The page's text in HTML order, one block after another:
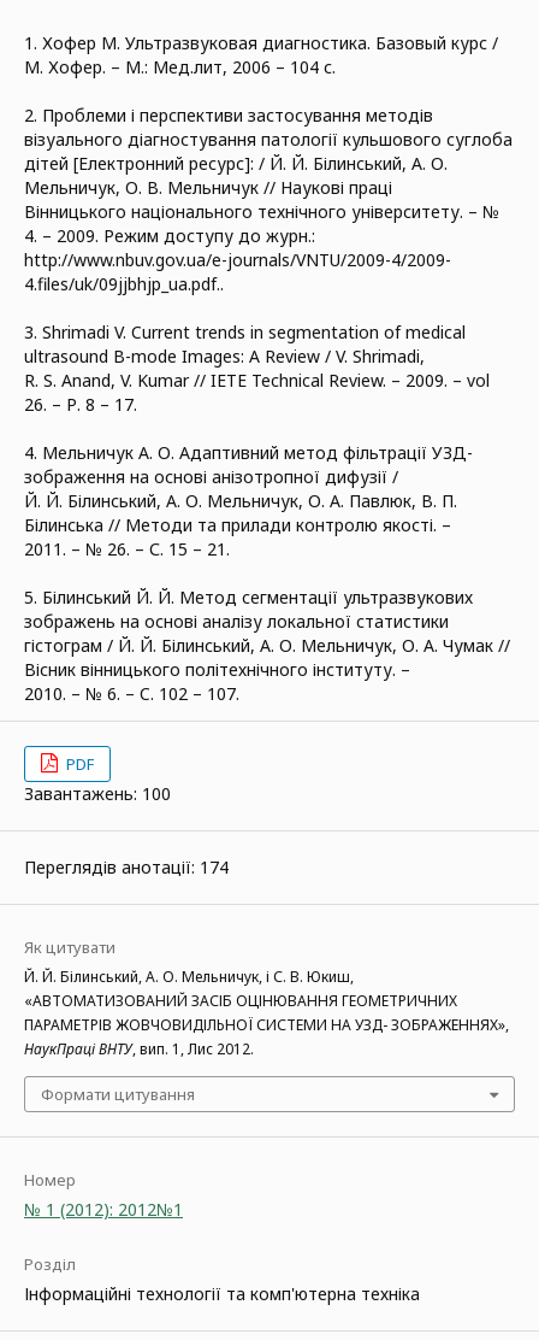
1. Хофер М. Ультразвуковая диагностика. Базовый курс /
М. Хофер. – М.: Мед.лит, 2006 – 104 с.
2. Проблеми і перспективи застосування методів
візуального діагностування патології кульшового суглоба
дітей [Електронний ресурс]: / Й. Й. Білинський, А. О.
Мельничук, О. В. Мельничук // Наукові праці
Вінницького національного технічного університету. – №
4. – 2009. Режим доступу до журн.:
http://www.nbuv.gov.ua/e-journals/VNTU/2009-4/2009-
4.files/uk/09jjbhjp_ua.pdf..
3. Shrimadi V. Current trends in segmentation of medical
ultrasound B-mode Images: A Review / V. Shrimadi,
R. S. Anand, V. Kumar // IETE Technical Review. – 2009. – vol
26. – Р. 8 – 17.
4. Мельничук А. О. Адаптивний метод фільтрації УЗД-
зображення на основі анізотропної дифузії /
Й. Й. Білинський, А. О. Мельничук, О. А. Павлюк, В. П.
Білинська // Методи та прилади контролю якості. –
2011. – № 26. – С. 15 – 21.
5. Білинський Й. Й. Метод сегментації ультразвукових
зображень на основі аналізу локальної статистики
гістограм / Й. Й. Білинський, А. О. Мельничук, О. А. Чумак //
Вісник вінницького політехнічного інституту. –
2010. – № 6. – C. 102 – 107.
PDF
Завантажень: 100
Переглядів анотації: 174
Як цитувати
Й. Й. Білинський, А. О. Мельничук, і С. В. Юкиш,
«АВТОМАТИЗОВАНИЙ ЗАСІБ ОЦІНЮВАННЯ ГЕОМЕТРИЧНИХ
ПАРАМЕТРІВ ЖОВЧОВИДІЛЬНОЇ СИСТЕМИ НА УЗД- ЗОБРАЖЕННЯХ»,
НаукПраці ВНТУ, вип. 1, Лис 2012.
Формати цитування
Номер
№ 1 (2012): 2012№1
Розділ
Інформаційні технології та комп'ютерна техніка